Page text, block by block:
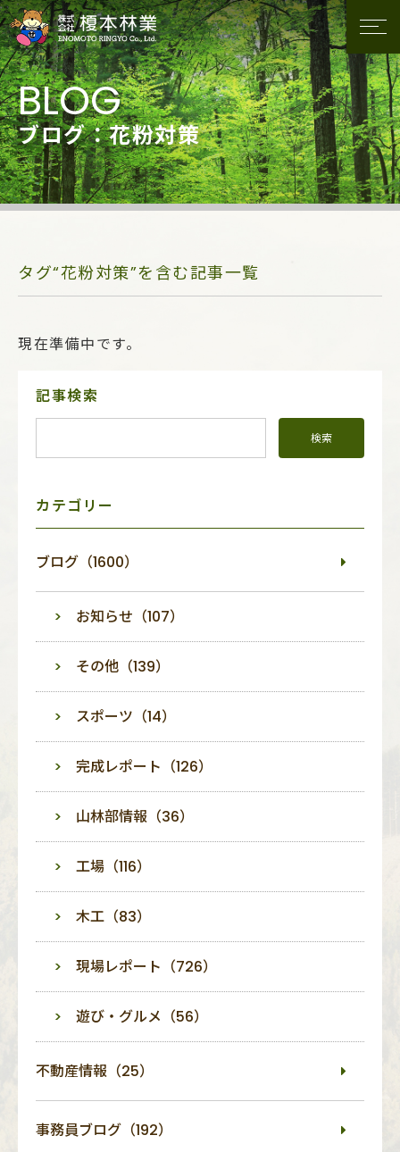
ブログ：花粉対策
タグ“花粉対策”を含む記事一覧
現在準備中です。
サ
ニ
記事検索
カテゴリー
ブログ（1600）
お知らせ（107）
その他（139）
スポーツ（14）
完成レポート（126）
山林部情報（36）
工場（116）
木工（83）
現場レポート（726）
遊び・グルメ（56）
不動産情報（25）
事務員ブログ（192）